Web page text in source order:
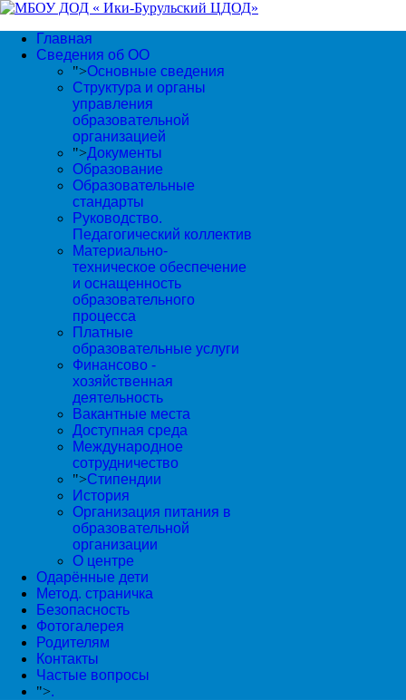
Главная
Сведения об ОО
">Основные сведения
Структура и органы
управления
образовательной
организацией
">Документы
Образование
Образовательные
стандарты
Руководство.
Педагогический коллектив
Материально-
техническое обеспечение
и оснащенность
образовательного
процесса
Платные
образовательные услуги
Финансово -
хозяйственная
деятельность
Вакантные места
Доступная среда
Международное
сотрудничество
">Стипендии
История
Организация питания в
образовательной
организации
О центре
Одарённые дети
Метод. страничка
Безопасность
Фотогалерея
Родителям
Контакты
Частые вопросы
">.